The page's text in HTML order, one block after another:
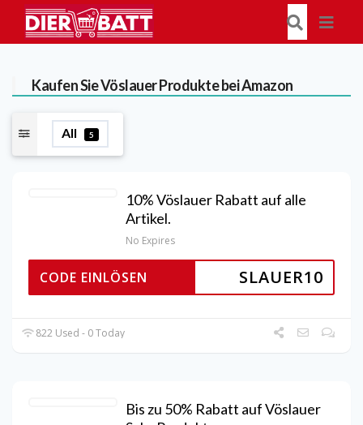
Kaufen Sie Vöslauer Produkte bei Amazon
All 5
10% Vöslauer Rabatt auf alle
Artikel.
No Expires
SLAUER10
CODE EINLÖSEN
822 Used - 0 Today
Bis zu 50% Rabatt auf Vöslauer